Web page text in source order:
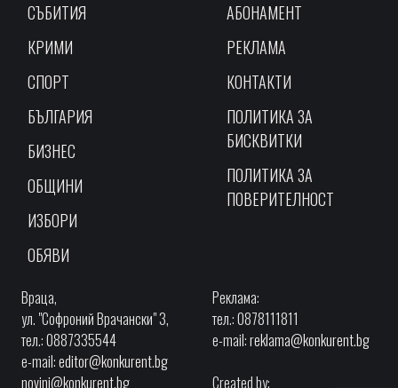
СЪБИТИЯ
КРИМИ
СПОРТ
БЪЛГАРИЯ
БИЗНЕС
ОБЩИНИ
ИЗБОРИ
ОБЯВИ
АБОНАМЕНТ
РЕКЛАМА
КОНТАКТИ
ПОЛИТИКА ЗА
БИСКВИТКИ
ПОЛИТИКА ЗА
ПОВЕРИТЕЛНОСТ
Враца,
ул. "Софроний Врачански" 3,
тел.: 0887335544
e-mail:editor@konkurent.bg
novini@konkurent.bg
Реклама:
тел.: 0878111811
e-mail:reklama@konkurent.bg
Created by: